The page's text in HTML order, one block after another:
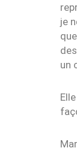
je
un